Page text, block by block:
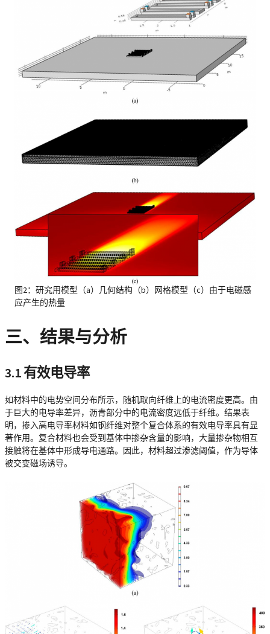
图2：研究用模型（a）几何结构（b）网格模型（c）由于电磁感
应产生的热量
三、结果与分析
3.1 有效电导率
如材料中的电势空间分布所示，随机取向纤维上的电流密度更高。由
于巨大的电导率差异，沥青部分中的电流密度远低于纤维。结果表
明，掺入高电导率材料如钢纤维对整个复合体系的有效电导率具有显
著作用。复合材料也会受到基体中掺杂含量的影响，大量掺杂物相互
接触将在基体中形成导电通路。因此，材料超过渗滤阈值，作为导体
被交变磁场诱导。